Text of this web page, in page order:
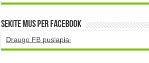
Sekite mus per Facebook
Draugo FB puslapiai